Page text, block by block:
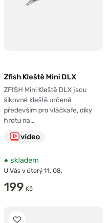
Zfish Kleště Mini DLX
ZFISH Mini Kleště DLX jsou
šikovné kleště určené
především pro vláčkaře, díky
hrotu na…
video
● skladem
U Vás v úterý 11. 08.
199 Kč